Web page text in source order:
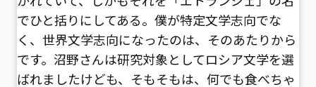
でひと括りにしてある。僕が特定文学志向でな
く、世界文学志向になったのは、そのあたりから
です。沼野さんは研究対象としてロシア文学を選
ばれましたけども、そもそもは、何でも食べちゃ